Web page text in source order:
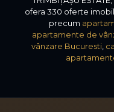
ofera 330 oferte
precum
apartamente de
vânzare Bucuresti,